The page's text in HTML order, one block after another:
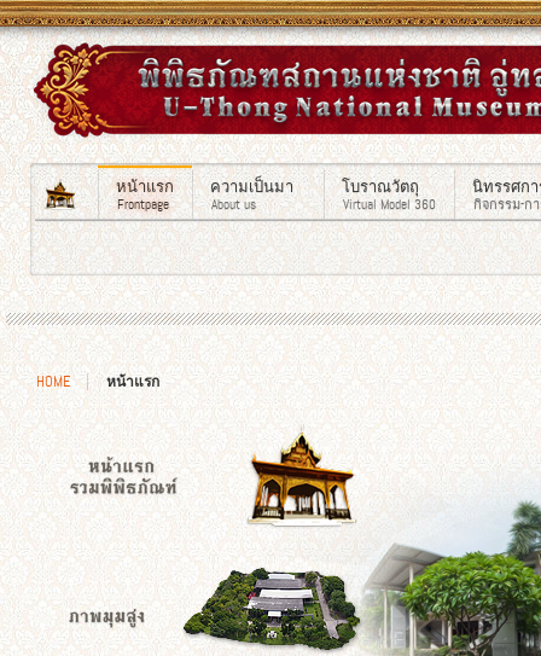
หน้าแรก
Frontpage
ความเป็นมา
About us
โบราณวัตถุ
Virtual Model 360
นิทรรศกา
กิจกรรม-ก
HOME หน้าแรก